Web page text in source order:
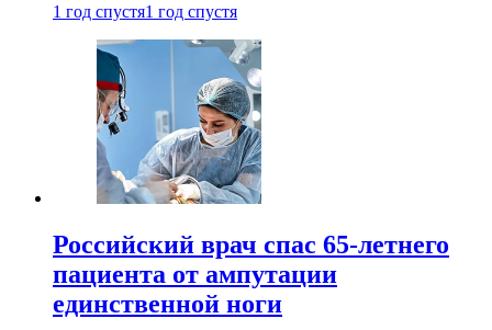
1 год спустя1 год спустя
Российский врач спас 65-летнего
пациента от ампутации
единственной ноги